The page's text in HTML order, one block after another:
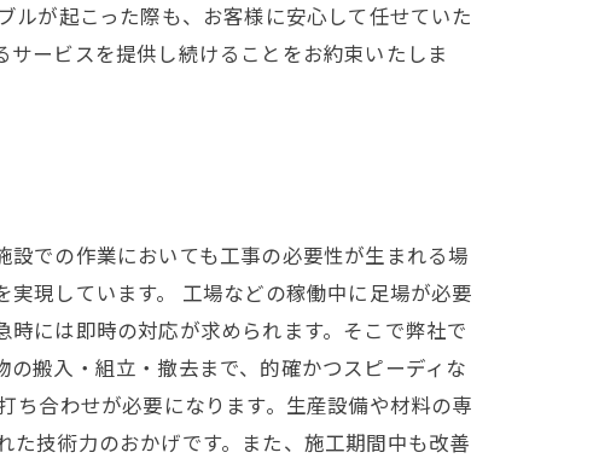
ルが起こった際も、お客様に安心して任せていた
ービスを提供し続けることをお約束いたしま
での作業においても工事の必要性が生まれる場
現しています。 工場などの稼働中に足場が必要
には即時の対応が求められます。そこで弊社で
搬入・組立・撤去まで、的確かつスピーディな
ち合わせが必要になります。生産設備や材料の専
技術力のおかげです。また、施工期間中も改善